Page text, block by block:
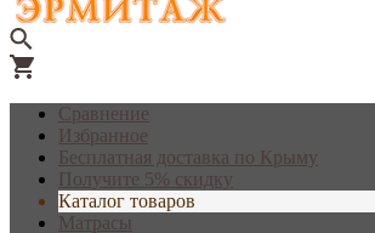
Сравнение
Избранное
Бесплатная доставка по Крыму
Получите 5% скидку
Каталог товаров
Матрасы